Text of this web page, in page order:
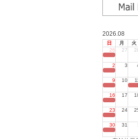
2026.08
日
月 火
26
27
2 3
9 10
16 17
23 24
30 31 1